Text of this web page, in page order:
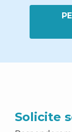
Solicite